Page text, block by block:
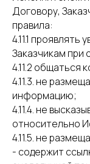
Договору,
правила:
4.11.1
Заказчикам при
4.11.2 общаться
4.11.3. не
информацию;
4.11.4. не
относительно
4.11.5. не
- содержит